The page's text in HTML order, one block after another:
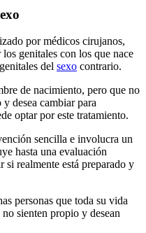
por médicos cirujanos,
genitales con los que nace
del sexo contrario.
de nacimiento, pero que no
desea cambiar para
optar por este tratamiento.
sencilla e involucra un
hasta una evaluación
si realmente está preparado y
personas que toda su vida
sienten propio y desean